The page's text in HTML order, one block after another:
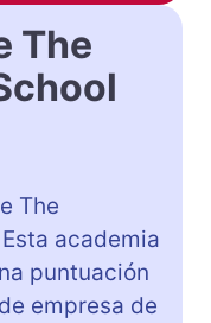
The
The
academia
puntuación
empresa de